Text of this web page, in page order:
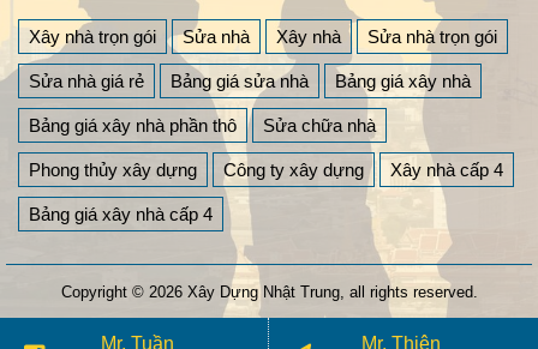
Xây nhà trọn gói Sửa nhà Xây nhà Sửa nhà trọn gói
Sửa nhà giá rẻ Bảng giá sửa nhà Bảng giá xây nhà
Bảng giá xây nhà phần thô Sửa chữa nhà
Phong thủy xây dựng Công ty xây dựng Xây nhà cấp 4
Bảng giá xây nhà cấp 4
Copyright © 2026 Xây Dựng Nhật Trung, all rights reserved.
Mr. Tuần Mr. Thiện